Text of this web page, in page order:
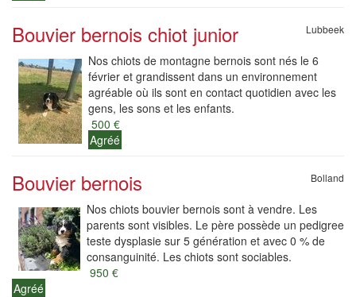
Bouvier bernois chiot junior Lubbeek
Nos chiots de montagne bernois sont nés le 6
février et grandissent dans un environnement
agréable où ils sont en contact quotidien avec les
gens, les sons et les enfants.
500 €
Agréé
Bouvier bernois Bolland
Nos chiots bouvier bernois sont à vendre. Les
parents sont visibles. Le père possède un pedigree
teste dysplasie sur 5 génération et avec 0 % de
consanguinité. Les chiots sont sociables.
950 €
Agréé